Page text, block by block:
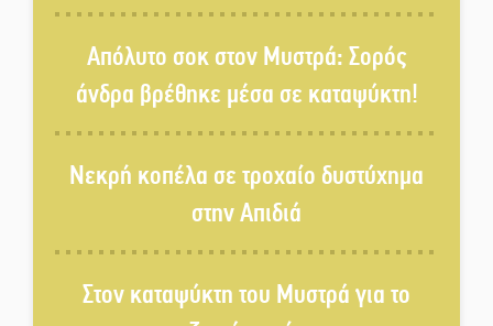
Στους ρυθμούς της Ελεωνόρας
Ζουγανέλη το Σαϊνοπούλειο
του Λαχίου
Παλαιοπαναγιά ξεσκέπασε η
Αστυνομία
Απόλυτο σοκ στον Μυστρά: Σορός
άνδρα βρέθηκε μέσα σε καταψύκτη!
Νεκρή κοπέλα σε τροχαίο δυστύχημα
στην Απιδιά
Στον καταψύκτη του Μυστρά για το